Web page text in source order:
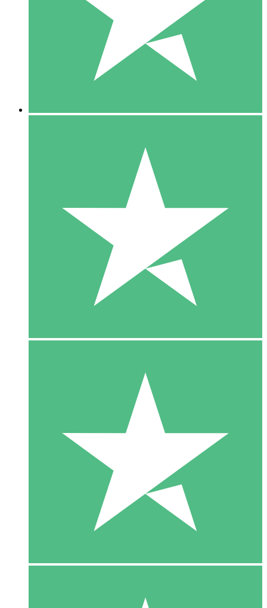
1 Nedladdningar
10 00
10 Nedladdningar
20 00